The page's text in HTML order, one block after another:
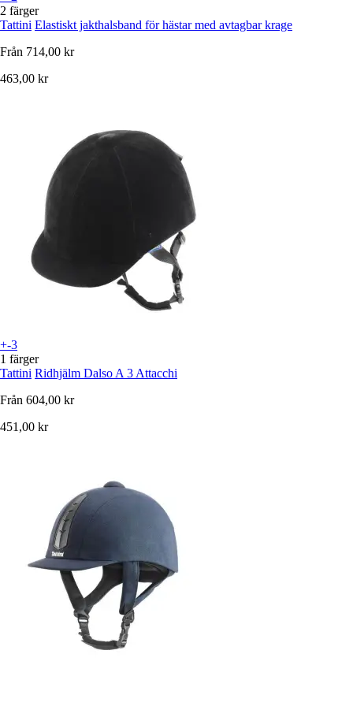
2 färger
Tattini Elastiskt jakthalsband för hästar med avtagbar krage
Från 714,00 kr
463,00 kr
+-3
1 färger
Tattini Ridhjälm Dalso A 3 Attacchi
Från 604,00 kr
451,00 kr